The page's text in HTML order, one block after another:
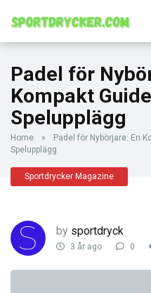
Padel för
Kompakt
Spelupplägg
Home »
Padel för Nybörjare: En
Spelupplägg
Sportdrycker Magazine
by sportdryck
3 år ago 0